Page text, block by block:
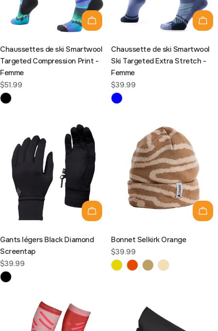
Choisissez les options
Chaussettes de ski Smartwool
Targeted Compression Print -
Femme
Prix
habituel
$51.99
Chaussette de ski Smartwool
Ski Targeted Extra Stretch -
Femme
Prix
habituel
$39.99
Choisissez les options
Gants légers Black Diamond
Screentap
Prix
habituel
$39.99
Bonnet Selkirk Orange
Prix
habituel
$39.99